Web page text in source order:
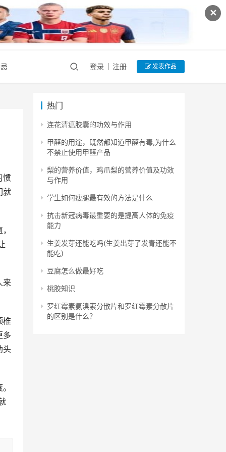
✕
登录 注册 发表作品
惯
就
来
椎
多
头
热门
连花清瘟胶囊的功效与作用
甲醛的用途，既然都知道甲醛有毒,为什么
不禁止使用甲醛产品
梨的营养价值，鸡爪梨的营养价值及功效
与作用
学生如何瘦腿最有效的方法是什么
抗击新冠病毒最重要的是提高人体的免疫
能力
生姜发芽还能吃吗(生姜出芽了发青还能不
能吃)
豆腐怎么做最好吃
桃胶知识
罗红霉素氨溴索分散片和罗红霉素分散片
的区别是什么？